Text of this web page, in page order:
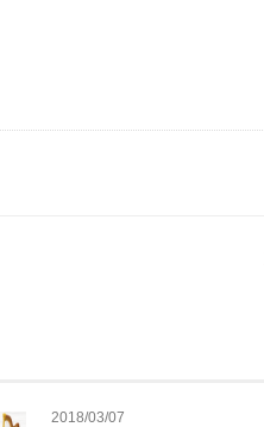
2018/03/07